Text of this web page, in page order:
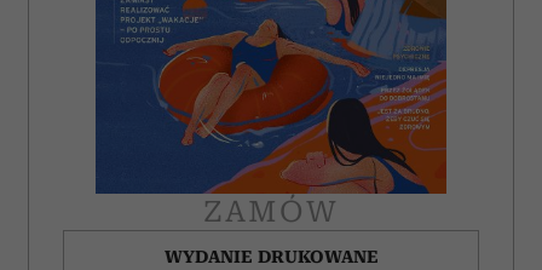
ZAMÓW
WYDANIE DRUKOWANE